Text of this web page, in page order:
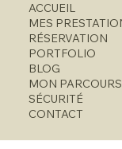
ACCUEIL
MES
RÉSERVATION
PORTFOLIO
BLOG
MON PARCOURS
SÉCURITÉ
CONTACT